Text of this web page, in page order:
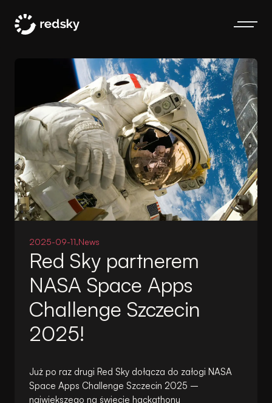
2025-09-11,News
Red Sky partnerem
NASA Space Apps
Challenge Szczecin
2025!
Już po raz drugi Red Sky dołącza do załogi NASA
Space Apps Challenge Szczecin 2025 –
największego na świecie hackathonu